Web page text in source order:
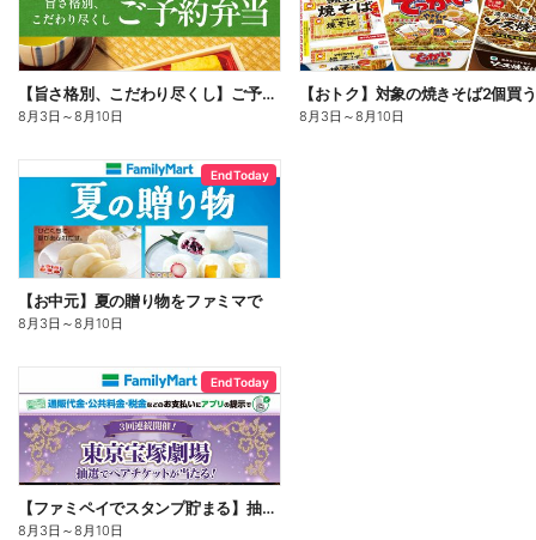
【旨さ格別、こだわり尽くし】ご予約弁当
8月3日 ～8月10日 8月3日 ～8月10日
End Today
【お中元】夏の贈り物をファミマで
8月3日 ～8月10日
End Today
【ファミペイでスタンプ貯まる】抽選でペアチケットが当たる!
8月3日 ～8月10日